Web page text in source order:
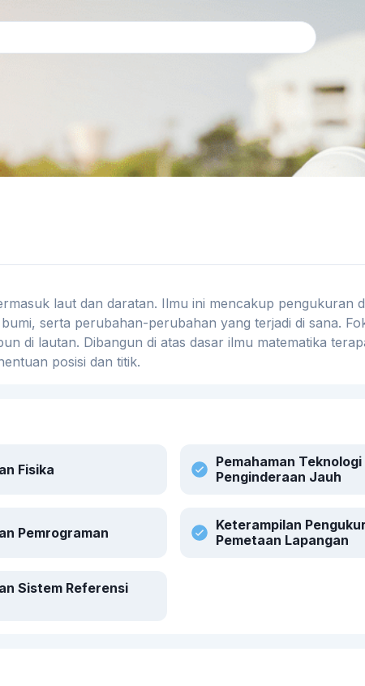
laut dan daratan. Ilmu ini mencakup pengukuran
serta perubahan-perubahan yang terjadi di sana.
di lautan. Dibangun di atas dasar ilmu matematika
posisi dan titik.
Fisika
Pemahaman Teknologi
Penginderaan Jauh
Pemrograman
Keterampilan
Pemetaan Lapangan
Sistem Referensi